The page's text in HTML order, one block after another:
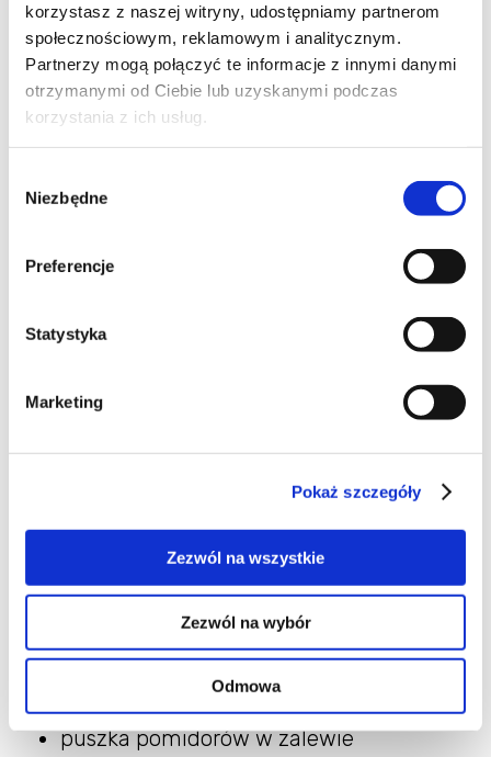
korzystasz z naszej witryny, udostępniamy partnerom
społecznościowym, reklamowym i analitycznym.
Partnerzy mogą połączyć te informacje z innymi danymi
otrzymanymi od Ciebie lub uzyskanymi podczas
korzystania z ich usług.
zgody
Niezbędne
Preferencje
Statystyka
Marketing
Pokaż szczegóły
Zezwól na wszystkie
Zezwól na wybór
Odmowa
Cytuję za ganią:
Składniki:
(mąż użył pręgi)
0,5 kg suszonych śliwek
puszka pomidorów w zalewie